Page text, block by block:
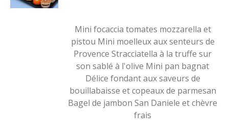
Mini focaccia tomates mozzarella et
pistou Mini moelleux aux senteurs de
Provence Stracciatella à la truffe sur
son sablé à l'olive Mini pan bagnat
Délice fondant aux saveurs de
bouillabaisse et copeaux de parmesan
Bagel de jambon San Daniele et chèvre
frais